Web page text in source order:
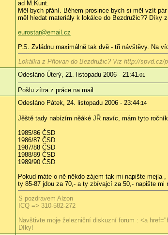
ad M.Kunt.
Měl bych přání. Během prosince bych si měl vzít
měl hledat materiály k lokálce do Bezdružic?? Díky
eurostar@email.cz
P.S. Zvládnu maximálně tak dvě - tři návštěvy. Na
Lokálka z Pňovan do Bezdružic? Viz http://spvd.cz/
Odesláno Úterý, 21. listopadu 2006 - 21:41 :01
Pošlu zítra z práce na mail.
Odesláno Pátek, 24. listopadu 2006 - 23:44:14
Jěště tady nabízím něáké JŘ navíc, mám tyto
1985/86 ČSD
1986/87 ČSD
1987/88 ČSD
1988/89 ČSD
1989/90 ČSD
Pokud máte o ně někdo zájem tak mi napište mejla ,
ty 85-87 jdou za 70,- a ty zbívajcí za 50,- napište mi
S pozdravem Alzon
ICQ => 310-582-272
Navštivte moje železniční diskuzní forum : <a
Díky!